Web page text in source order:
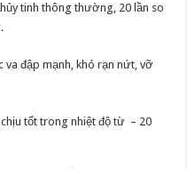
tinh thông thường, 20 lần so
va đập mạnh, khó rạn nứt, vỡ
tốt trong nhiệt độ từ – 20